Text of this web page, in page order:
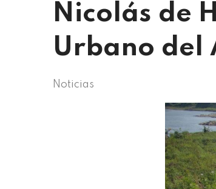
Nicolás de
Urbano del
Noticias